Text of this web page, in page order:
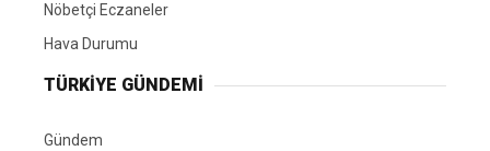
Nöbetçi Eczaneler
Hava Durumu
TÜRKIYE GÜNDEMI
Gündem